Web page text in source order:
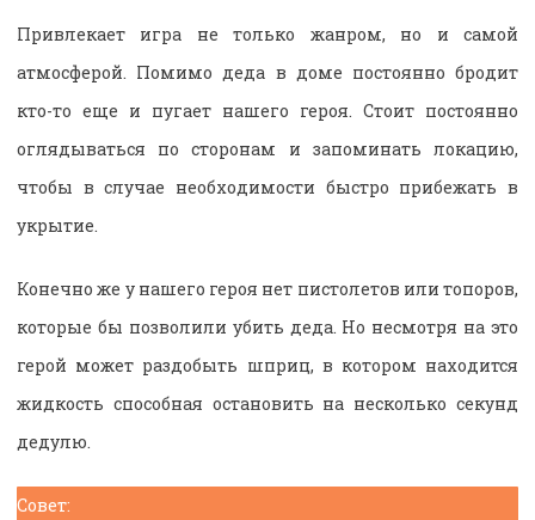
Привлекает игра не только жанром, но и самой
атмосферой. Помимо деда в доме постоянно бродит
кто-то еще и пугает нашего героя. Стоит постоянно
оглядываться по сторонам и запоминать локацию,
чтобы в случае необходимости быстро прибежать в
укрытие.
Конечно же у нашего героя нет пистолетов или топоров,
которые бы позволили убить деда. Но несмотря на это
герой может раздобыть шприц, в котором находится
жидкость способная остановить на несколько секунд
дедулю.
Совет: